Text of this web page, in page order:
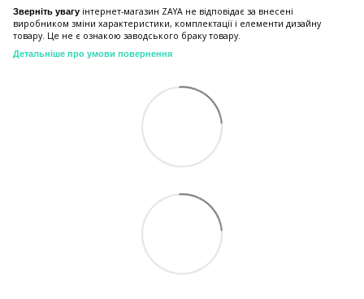
Зверніть увагу інтернет-магазин ZAYA не відповідає за внесені
виробником зміни характеристики, комплектації і елементи дизайну
товару. Це не є ознакою заводського браку товару.
Детальніше про умови повернення